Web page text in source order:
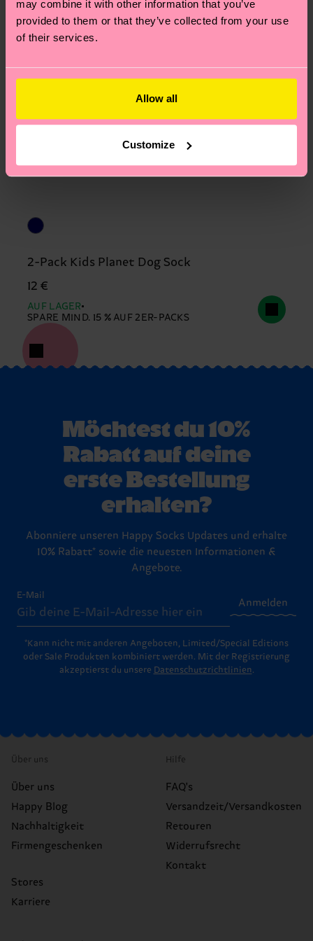
may combine it with other information that you’ve
provided to them or that they’ve collected from your use
of their services.
Allow all
Customize
2-Pack Kids Planet Dog Sock
12 €
AUF LAGER
SPARE MIND. 15 % AUF 2ER-PACKS
Möchtest du 10%
Rabatt auf deine
erste Bestellung
erhalten?
Abonniere unseren Happy Socks Updates und erhalte
10% Rabatt* sowie die neuesten Informationen &
Angebote.
E-Mail
Anmelden
*Kann nicht mit anderen Angeboten, Limited/Special Editions
oder Sale Produkten kombiniert werden. Mit der Registrierung
akzeptierst du unsere Datenschutzrichtlinien.
Über uns
Über uns
Happy Blog
Nachhaltigkeit
Firmengeschenken
Stores
Karriere
Hilfe
FAQ's
Versandzeit/Versandkosten
Retouren
Widerrufsrecht
Kontakt